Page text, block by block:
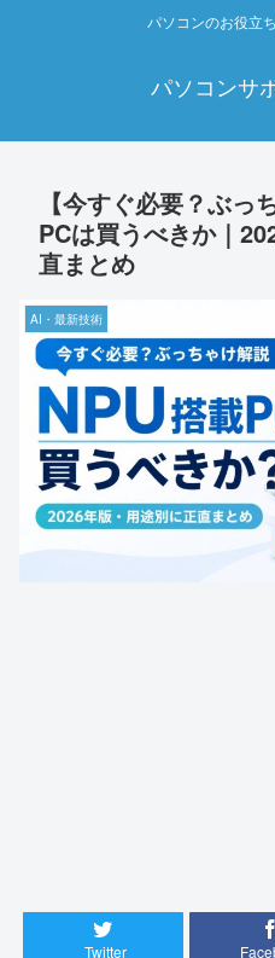
パソコンのお役立
パソコンサ
【今すぐ必要？ぶっ
PCは買うべきか｜
直まとめ
AI・最新技術
Twitter